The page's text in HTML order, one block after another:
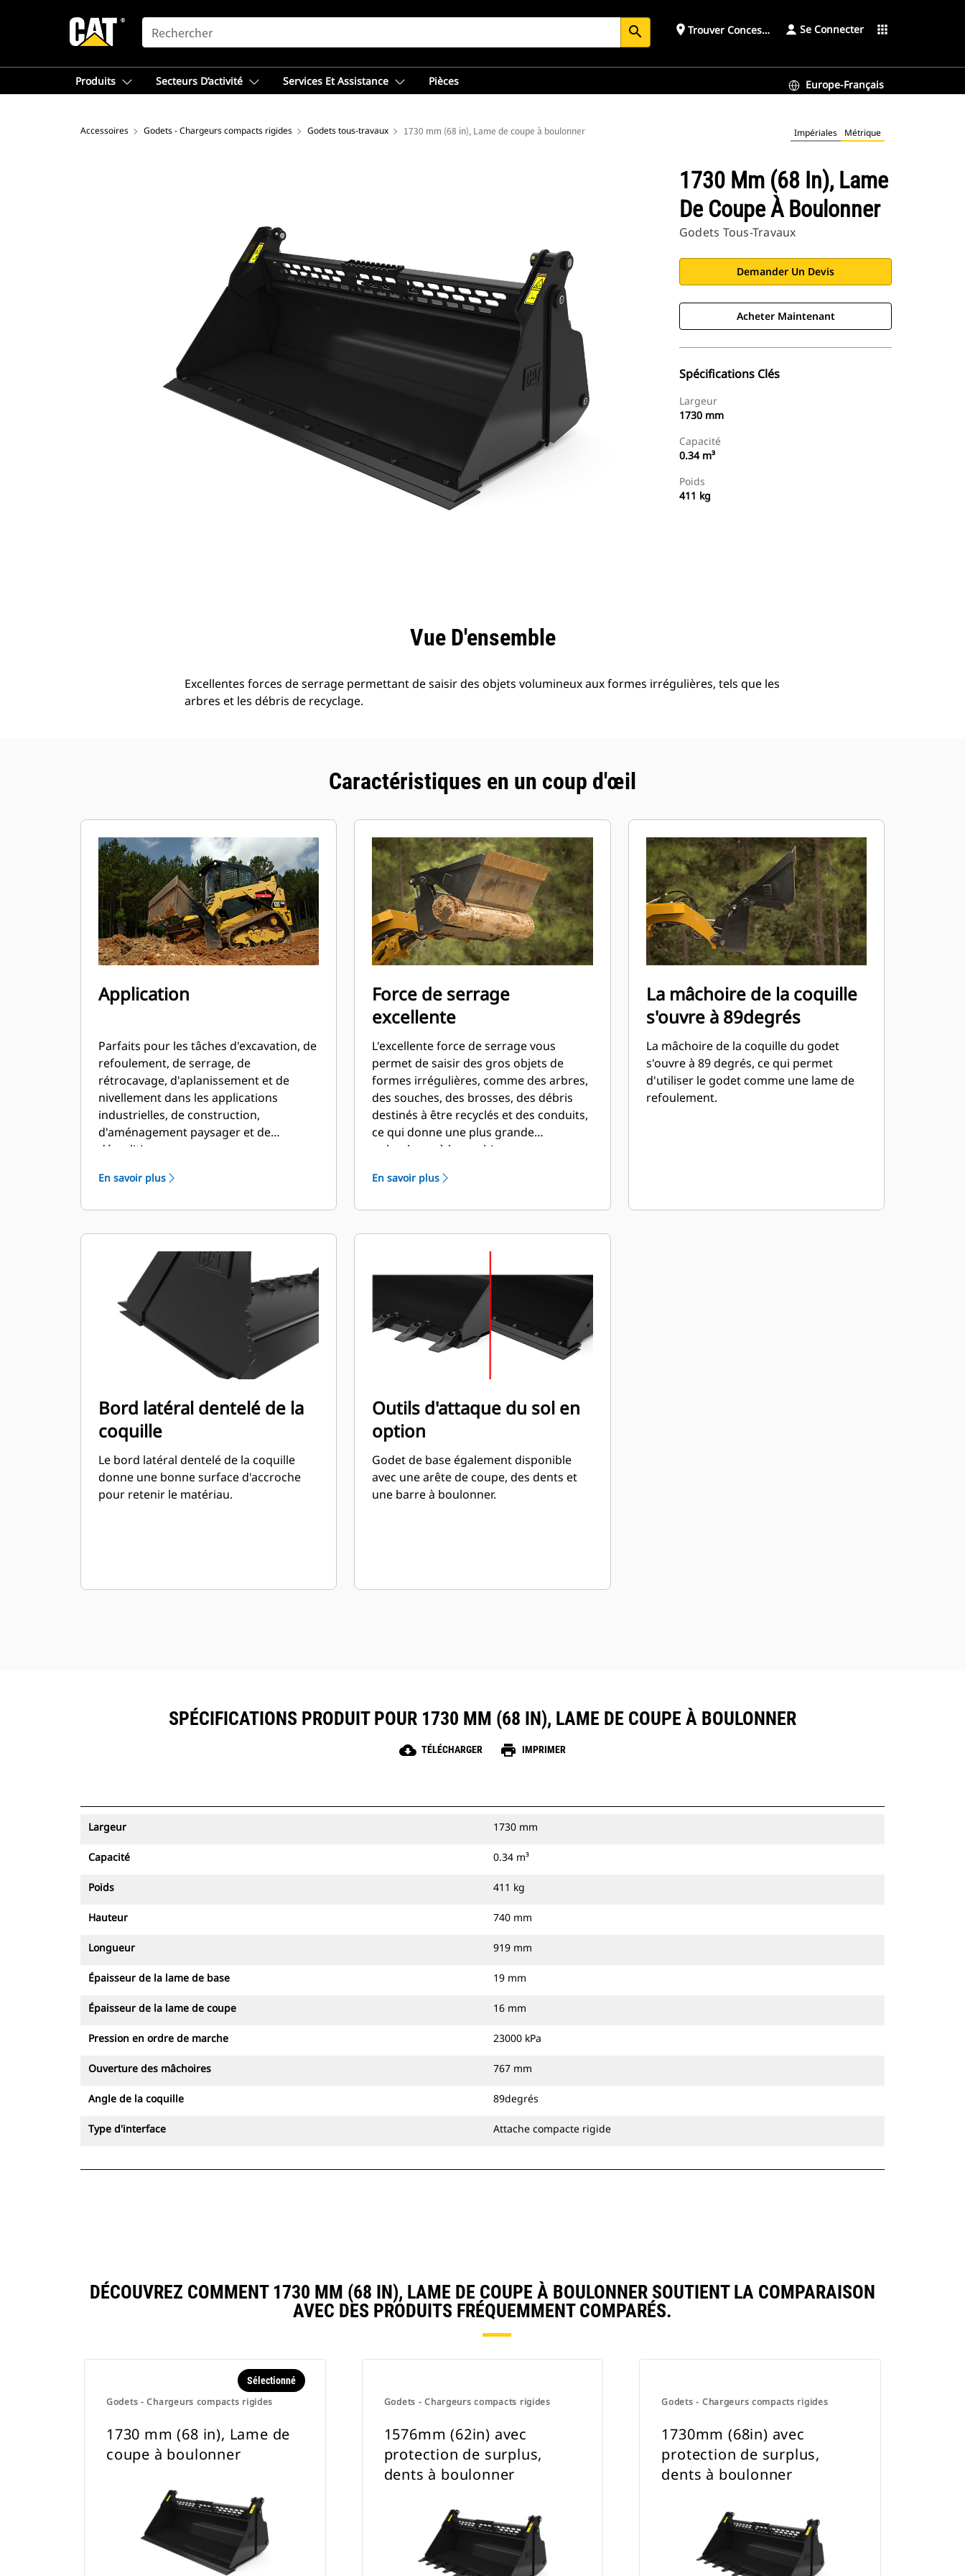
SEARCH search place Trouver ConcessionnaireSe Connecter apps
Produits Secteurs D’activité Services Et Assistance Pièces Europe-Français
Accessoires Godets - Chargeurs compacts rigides Godets tous-travaux 1730 mm (68 in), Lame de coupe à boulonner Impériales Métrique
1730 Mm (68 In), Lame
De Coupe À Boulonner
Godets Tous-Travaux
Demander Un Devis
Acheter Maintenant
Spécifications Clés
Largeur
1730 mm
Capacité
0.34 m³
Poids
411 kg
Vue D'ensemble
Excellentes forces de serrage permettant de saisir des objets volumineux aux formes irrégulières, tels que les
arbres et les débris de recyclage.
Caractéristiques en un coup d'œil
Application
Parfaits pour les tâches d'excavation, de
refoulement, de serrage, de
rétrocavage, d'aplanissement et de
nivellement dans les applications
industrielles, de construction,
d'aménagement paysager et de
démolition.
En savoir plus
Force de serrage
excellente
L'excellente force de serrage vous
permet de saisir des gros objets de
formes irrégulières, comme des arbres,
des souches, des brosses, des débris
destinés à être recyclés et des conduits,
ce qui donne une plus grande
polyvalence à la machine.
En savoir plus
La mâchoire de la coquille
s'ouvre à 89degrés
La mâchoire de la coquille du godet
s'ouvre à 89 degrés, ce qui permet
d'utiliser le godet comme une lame de
refoulement.
Bord latéral dentelé de la
coquille
Le bord latéral dentelé de la coquille
donne une bonne surface d'accroche
pour retenir le matériau.
Outils d'attaque du sol en
option
Godet de base également disponible
avec une arête de coupe, des dents et
une barre à boulonner.
SPÉCIFICATIONS PRODUIT POUR 1730 MM (68 IN), LAME DE COUPE À BOULONNER
cloud_download TÉLÉCHARGER print IMPRIMER
Largeur 1730 mm
Capacité 0.34 m³
Poids 411 kg
Hauteur 740 mm
Longueur 919 mm
Épaisseur de la lame de base 19 mm
Épaisseur de la lame de coupe 16 mm
Pression en ordre de marche 23000 kPa
Ouverture des mâchoires 767 mm
Angle de la coquille 89degrés
Type d'interface Attache compacte rigide
DÉCOUVREZ COMMENT 1730 MM (68 IN), LAME DE COUPE À BOULONNER SOUTIENT LA COMPARAISON
AVEC DES PRODUITS FRÉQUEMMENT COMPARÉS.
Godets - Chargeurs compacts rigides
Sélectionné
1730 mm (68 in), Lame de
coupe à boulonner
Godets - Chargeurs compacts rigides
1576mm (62in) avec
protection de surplus,
dents à boulonner
Godets - Chargeurs compacts rigides
1730mm (68in) avec
protection de surplus,
dents à boulonner